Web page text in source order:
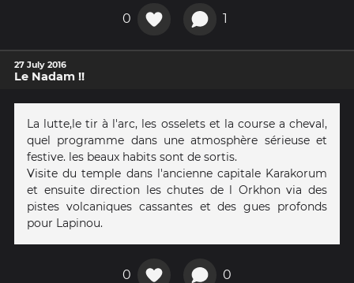
0 1
27 July 2016
Le Nadam !!
La lutte,le tir à l'arc, les osselets et la course a cheval,
quel programme dans une atmosphère sérieuse et
festive. les beaux habits sont de sortis.
Visite du temple dans l'ancienne capitale Karakorum
et ensuite direction les chutes de l Orkhon via des
pistes volcaniques cassantes et des gues profonds
pour Lapinou.
0 0